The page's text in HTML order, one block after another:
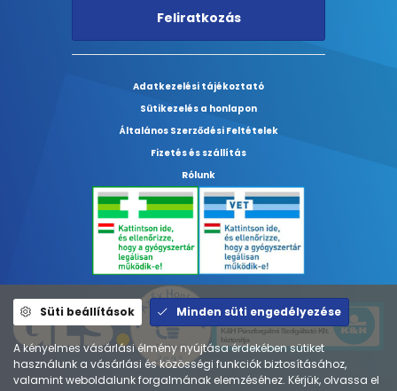
Feliratkozás
Adatkezelési tájékoztató
Sütikezelés a honlapon
Általános Szerződési Feltételek
Fizetés és szállítás
Rólunk
Süti beállítások Minden süti engedélyezése
A kényelmes vásárlási élmény nyújtása érdekében sütiket
használunk a vásárlási és közösségi funkciók biztosításához,
valamint weboldalunk forgalmának elemzéséhez. Kérjük, olvassa el